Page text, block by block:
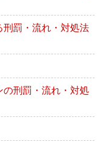
罰・流れ・対処法
刑罰・流れ・対処